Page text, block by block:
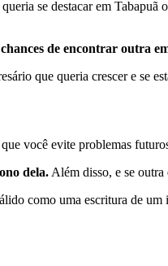
se destacar em
de encontrar outra
que queria crescer e se
você evite problemas
dela. Além disso, e se outra
como uma escritura de